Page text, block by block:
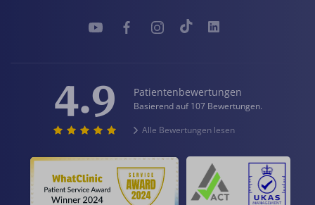
4.9 Patientenbewertungen
Basierend auf 107 Bewertungen.
Alle Bewertungen lesen